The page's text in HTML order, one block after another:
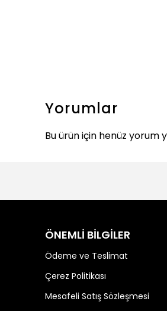
Yorumlar
Bu ürün için henüz yorum
ÖNEMLİ BİLGİLER
Ödeme ve Teslimat
Çerez Politikası
Mesafeli Satış Sözleşmesi